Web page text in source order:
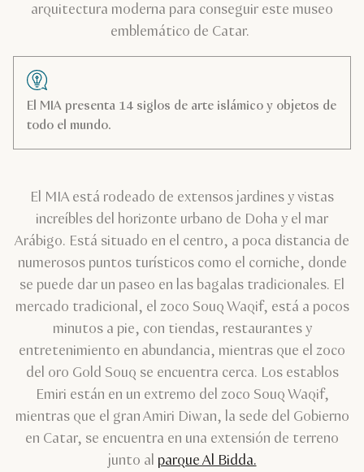
arquitectura moderna para conseguir este museo
emblemático de Catar.
El MIA presenta 14 siglos de arte islámico y objetos de
todo el mundo.
El MIA está rodeado de extensos jardines y vistas
increíbles del horizonte urbano de Doha y el mar
Arábigo. Está situado en el centro, a poca distancia de
numerosos puntos turísticos como el corniche, donde
se puede dar un paseo en las bagalas tradicionales. El
mercado tradicional, el zoco Souq Waqif, está a pocos
minutos a pie, con tiendas, restaurantes y
entretenimiento en abundancia, mientras que el zoco
del oro Gold Souq se encuentra cerca. Los establos
Emiri están en un extremo del zoco Souq Waqif,
mientras que el gran Amiri Diwan, la sede del Gobierno
en Catar, se encuentra en una extensión de terreno
junto al parque Al Bidda.